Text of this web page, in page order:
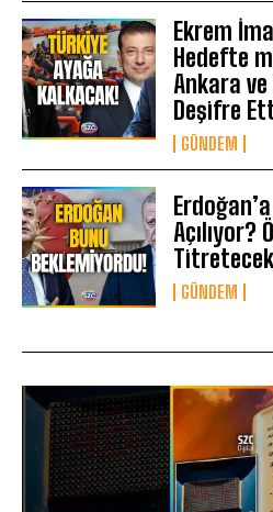
Ekrem
Hedefte
Ankara
Deşifre
GÜNDEM
Açılıyor?
GÜNDEM